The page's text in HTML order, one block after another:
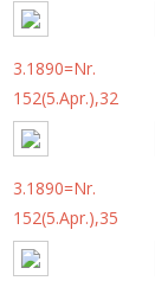
3.1890=Nr.
152(5.Apr.),32
3.1890=Nr.
152(5.Apr.),35